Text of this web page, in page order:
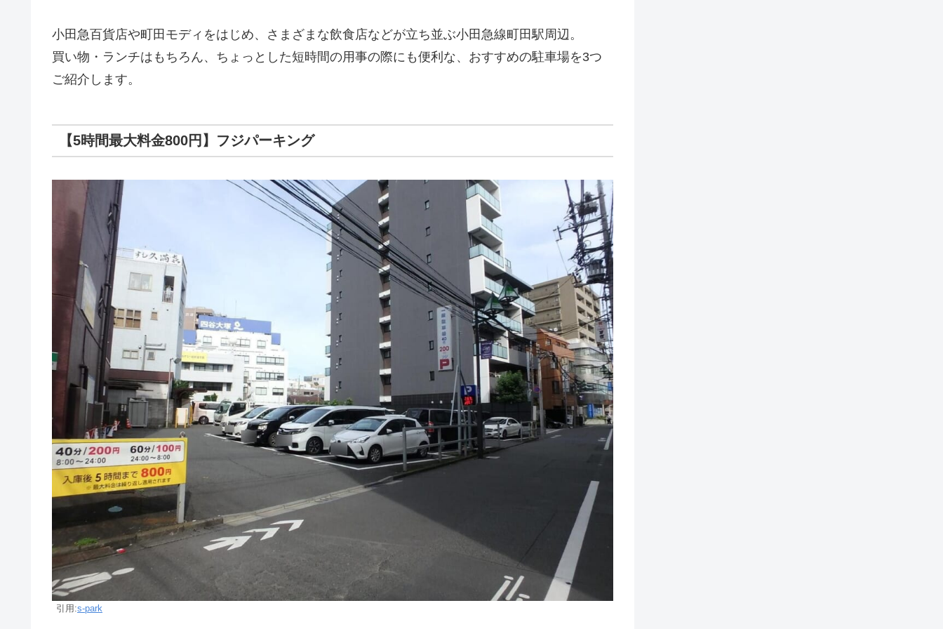
小田急百貨店や町田モディをはじめ、さまざまな飲食店などが立ち並ぶ小田急線町田駅周辺。
買い物・ランチはもちろん、ちょっとした短時間の用事の際にも便利な、おすすめの駐車場を3つ
ご紹介します。
【5時間最大料金800円】フジパーキング
引用:s-park